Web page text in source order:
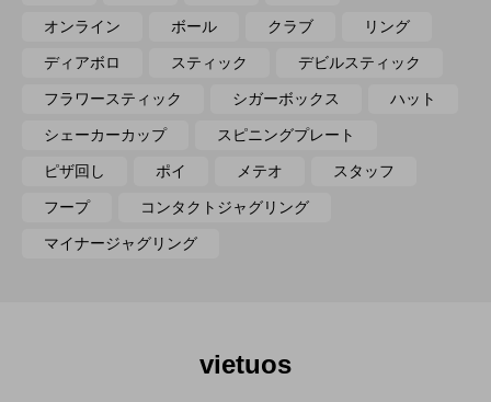
オンライン ボール クラブ リング
ディアボロ スティック デビルスティック
フラワースティック シガーボックス ハット
シェーカーカップ スピニングプレート
ピザ回し ポイ メテオ スタッフ
フープ コンタクトジャグリング
マイナージャグリング
vietuos